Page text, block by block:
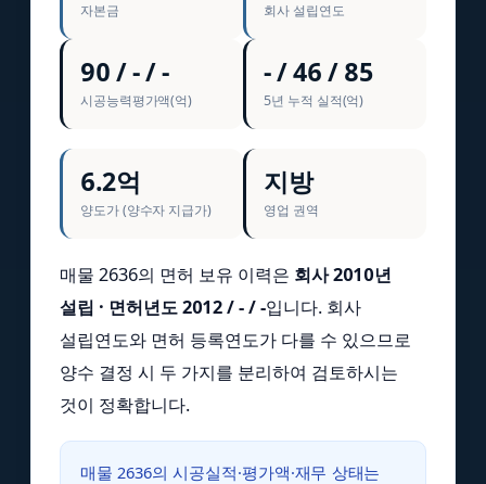
자본금 회사 설립연도
90 / - / -
시공능력평가액(억)
- / 46 / 85
5년 누적 실적(억)
6.2억
양도가 (양수자 지급가)
지방
영업 권역
매물 2636의 면허 보유 이력은 회사 2010년
설립 · 면허년도 2012 / - / -입니다. 회사
설립연도와 면허 등록연도가 다를 수 있으므로
양수 결정 시 두 가지를 분리하여 검토하시는
것이 정확합니다.
매물 2636의 시공실적·평가액·재무 상태는